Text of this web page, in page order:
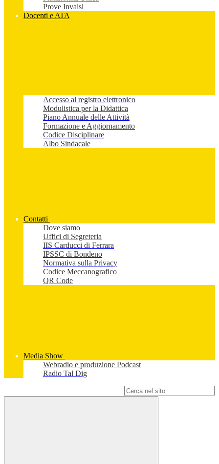
Prove Invalsi
Docenti e ATA
Accesso al registro elettronico
Modulistica per la Didattica
Piano Annuale delle Attività
Formazione e Aggiornamento
Codice Disciplinare
Albo Sindacale
Contatti
Dove siamo
Uffici di Segreteria
IIS Carducci di Ferrara
IPSSC di Bondeno
Normativa sulla Privacy
Codice Meccanografico
QR Code
Media Show
Webradio e produzione Podcast
Radio Tal Dig